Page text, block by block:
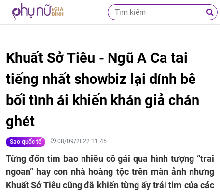
Khuất Sở Tiêu - Ngũ A Ca tai
tiếng nhất showbiz lại dính bê
bối tình ái khiến khán giả chán
ghét
Sao quốc tế 08/09/2022 11:45
Từng đốn tim bao nhiêu cô gái qua hình tượng “trai
ngoan” hay con nhà hoàng tộc trên màn ảnh nhưng
Khuất Sở Tiêu cũng đã khiến từng ấy trái tim của các